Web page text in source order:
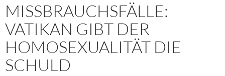
MISSBRAUCHSFÄLLE:
VATIKAN GIBT DER
HOMOSEXUALITÄT DIE
SCHULD